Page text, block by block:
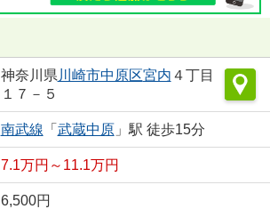
神奈川県 川崎市中原区宮内 ４丁目
１７－５
南武線 「 武蔵中原」駅 徒歩15分
7.1万円～11.1万円
6,500円